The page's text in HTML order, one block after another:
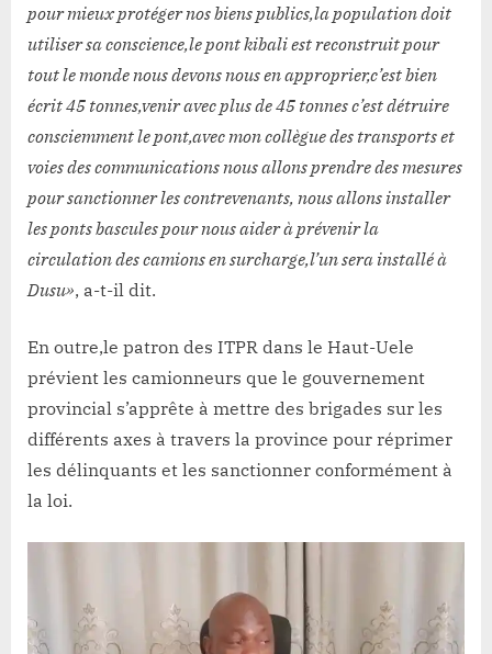
pour mieux protéger nos biens publics,la population doit
utiliser sa conscience,le pont kibali est reconstruit pour
tout le monde nous devons nous en approprier,c’est bien
écrit 45 tonnes,venir avec plus de 45 tonnes c’est détruire
consciemment le pont,avec mon collègue des transports et
voies des communications nous allons prendre des mesures
pour sanctionner les contrevenants, nous allons installer
les ponts bascules pour nous aider à prévenir la
circulation des camions en surcharge,l’un sera installé à
Dusu», a-t-il dit.
En outre,le patron des ITPR dans le Haut-Uele
prévient les camionneurs que le gouvernement
provincial s’apprête à mettre des brigades sur les
différents axes à travers la province pour réprimer
les délinquants et les sanctionner conformément à
la loi.